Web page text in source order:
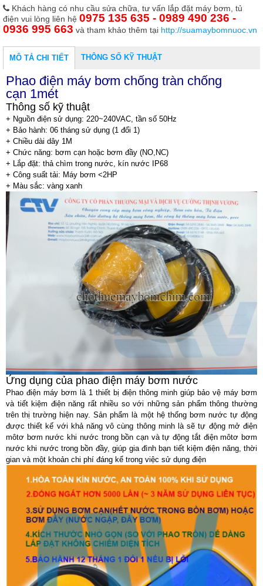
Khách hàng có nhu cầu sửa chữa, tư vấn lắp đặt máy bơm, tủ
điện vui lòng liên hệ 0975 135 635 - 0989 490 236 -
0936 995 663 và tham khảo thêm tại http://suamaybomnuoc.vn
MÔ TẢ CHI TIẾT THÔNG SỐ KỸ THUẬT
Phao điện máy bơm chống tràn chống
cạn 1mét
Thông số kỹ thuật
+ Nguồn điện sử dụng: 220~240VAC, tần số 50Hz
+ Bảo hành: 06 tháng sử dụng (1 đổi 1)
+ Chiều dài dây 1M
+ Chức năng: bơm cạn hoặc bơm đầy (NO,NC)
+ Lắp đặt: thả chìm trong nước, kín nước IP68
+ Công suất tải: Máy bơm <2HP
+ Màu sắc: vàng xanh
Ứng dụng của phao điện máy bơm nước
Phao điện máy bơm là 1 thiết bị điện thông minh giúp bảo vệ máy bơm
và tiết kiệm điện năng rất nhiều so với những sản phẩm thông thường
trên thị trường hiện nay. Sản phẩm là một hệ thống bơm nước tự động
được thiết kế với khả năng vô cùng thông minh là sẽ tự động mở điện
môtơ bơm nước khi nước trong bồn cạn và tự động tắt điện môtơ bơm
nước khi nước trong bồn đầy, giúp gia đình bạn tiết kiệm điện năng, thời
gian và một khoản chi phí đáng kể trong việc sử dụng điện